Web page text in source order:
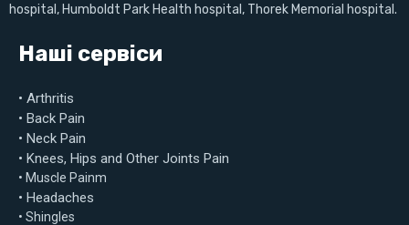
hospital, Humboldt Park Health hospital, Thorek Memorial hospital.
Наші сервіси
• Arthritis
• Back Pain
• Neck Pain
• Knees, Hips and Other Joints Pain
• Muscle Painm
• Headaches
• Shingles